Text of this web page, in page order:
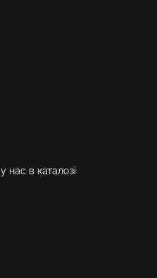
у нас в каталозі